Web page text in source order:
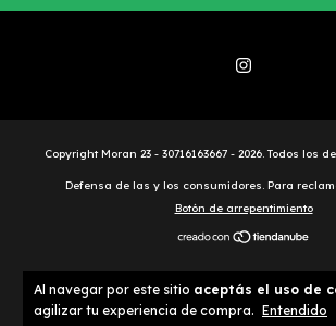
Al navegar por este sitio aceptás el uso de
agilizar tu experiencia de compra. Entendido
Copyright Moran 23 - 30716163667 - 2026. Todos los
Defensa de las y los consumidores. Para
Botón de arrepentimiento